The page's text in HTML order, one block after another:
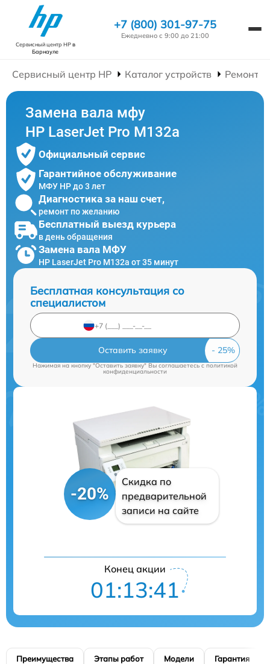
Сервисный центр HPв
Барнауле
+7 (800) 301-97-75
Ежедневно с 9:00 до 21:00
Сервисный центр HP Каталог устройств Ремонт
Замена вала мфу
HP LaserJet Pro M132a
Официальный сервис
Гарантийное обслуживание
МФУ HP до 3 лет
Диагностика за наш счет,
ремонт по желанию
Бесплатный выезд курьера
в день обращения
Замена вала МФУ
HP LaserJet Pro M132a от 35 минут
Бесплатная консультация со
специалистом
Оставить заявку
Нажимая на кнопку "Оставить заявку" Вы соглашаетесь cполитикой
конфиденциальности
-20%
Скидка по
предварительной
записи на сайте
Конец акции
01:13:40
Преимущества Этапы работ Модели Гарантия